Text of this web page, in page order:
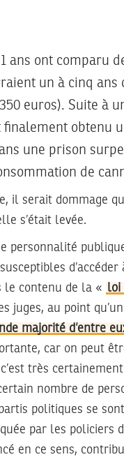
ans ont comparu
un à cinq ans
euros). Suite à
obtenu
une prison
de
serait dommage
s’était levée.
personnalité
le contenu de la « loi
au point
majorité d’entre
car on peut
très
nombre de
politiques se
par les policiers
en ce sens,